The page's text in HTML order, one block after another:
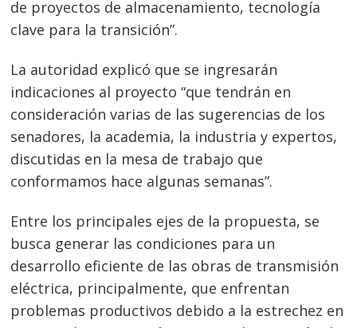
de proyectos de almacenamiento, tecnología
clave para la transición”.
La autoridad explicó que se ingresarán
indicaciones al proyecto “que tendrán en
consideración varias de las sugerencias de los
senadores, la academia, la industria y expertos,
discutidas en la mesa de trabajo que
conformamos hace algunas semanas”.
Entre los principales ejes de la propuesta, se
busca generar las condiciones para un
desarrollo eficiente de las obras de transmisión
eléctrica, principalmente, que enfrentan
problemas productivos debido a la estrechez en